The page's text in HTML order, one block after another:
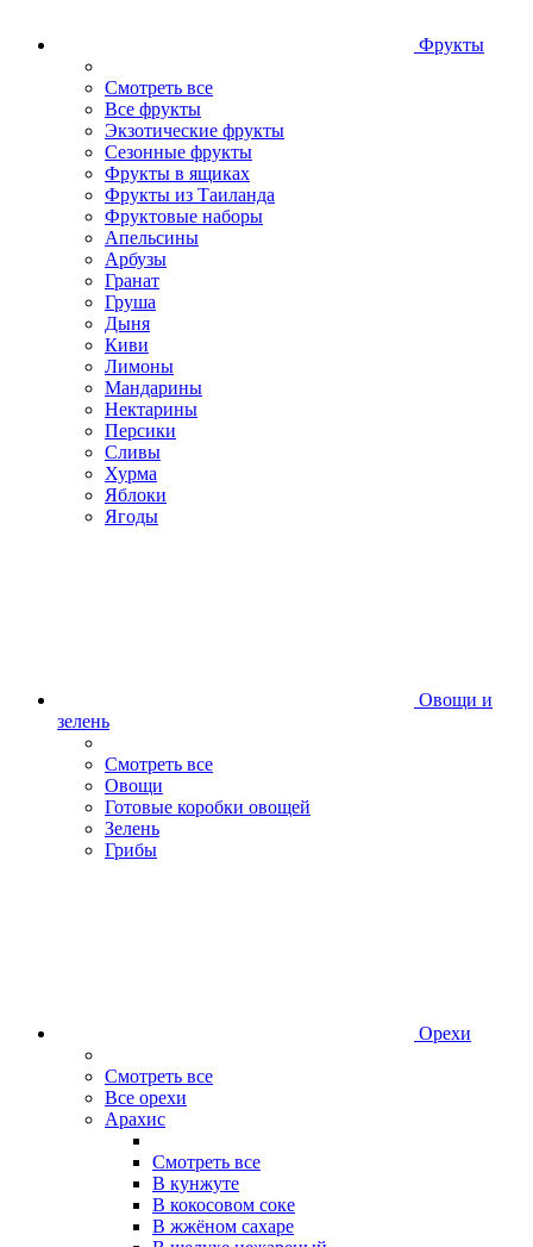
Фрукты
Смотреть все
Все фрукты
Экзотические фрукты
Сезонные фрукты
Фрукты в ящиках
Фрукты из Таиланда
Фруктовые наборы
Апельсины
Арбузы
Гранат
Груша
Дыня
Киви
Лимоны
Мандарины
Нектарины
Персики
Сливы
Хурма
Яблоки
Ягоды
Овощи и
зелень
Смотреть все
Овощи
Готовые коробки овощей
Зелень
Грибы
Орехи
Смотреть все
Все орехи
Арахис
Смотреть все
В кунжуте
В кокосовом соке
В жжёном сахаре